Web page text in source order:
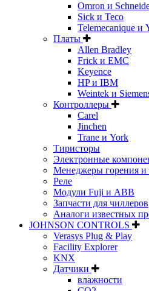
Omron и
Sick и Teco
Telemecanique и
Платы
Allen Bradley
Frick и EMC
Keyence
HP и IBM
Weintek и
Контроллеры
Carel
Jinchen
Trane и York
Тиристоры
Электронные
Менеджеры горения и
Реле
Модули Fuji и ABB
Запчасти для чиллеров
Аналоги известных
JOHNSON CONTROLS
Verasys Plug & Play
Facility Explorer
KNX
Датчики
влажности